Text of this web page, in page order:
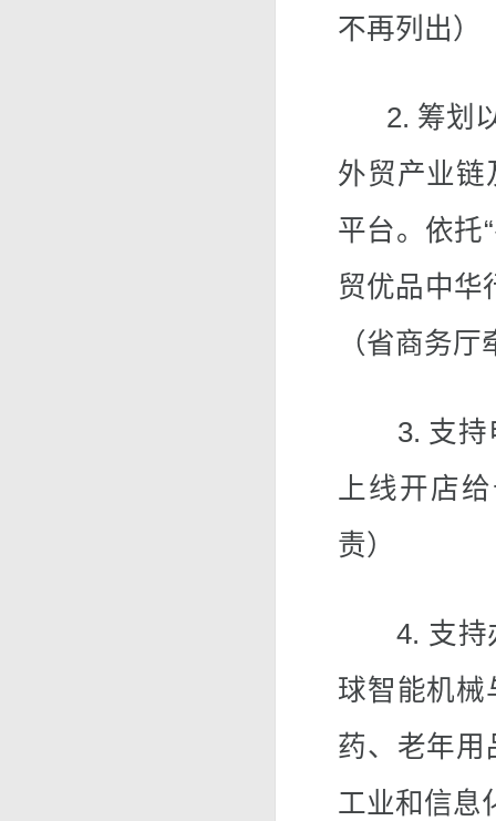
不再列出）
2. 筹划以
外贸产业链
平台。依托
贸优品中华
（省商务
3. 支持电
上线开店
责）
4. 支持办
球智能机械
药、老年用
工业和信息